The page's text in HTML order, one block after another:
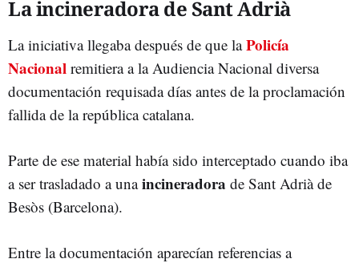
La incineradora de Sant Adrià
La iniciativa llegaba después de que laPolicía
Nacional remitiera a la Audiencia Nacional diversa
documentación requisada días antes de la proclamación
fallida de la república catalana.
Parte de ese material había sido interceptado cuando iba
a ser trasladado a unaincineradora de Sant Adrià de
Besòs (Barcelona).
Entre la documentación aparecían referencias a